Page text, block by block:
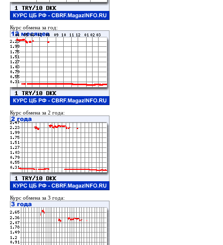
Курс обмена за год:
Курс обмена за 2 года:
Курс обмена за 3 года: